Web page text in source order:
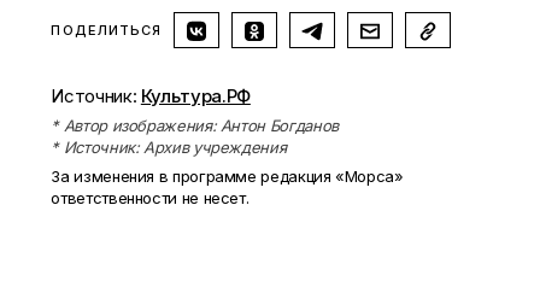
ПОДЕЛИТЬСЯ
Источник: Культура.РФ
* Автор изображения: Антон Богданов
* Источник: Архив учреждения
За изменения в программе редакция «Морса»
ответственности не несет.